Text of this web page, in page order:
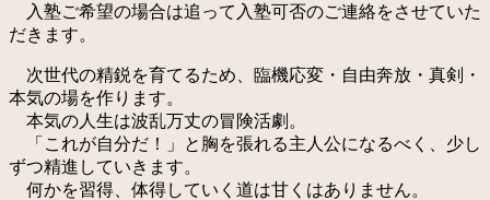
入塾ご希望の場合は追って入塾可否のご連絡をさせていた
だきます。
次世代の精鋭を育てるため、臨機応変・自由奔放・真剣・
本気の場を作ります。
本気の人生は波乱万丈の冒険活劇。
「これが自分だ！」と胸を張れる主人公になるべく、少し
ずつ精進していきます。
何かを習得、体得していく道は甘くはありません。